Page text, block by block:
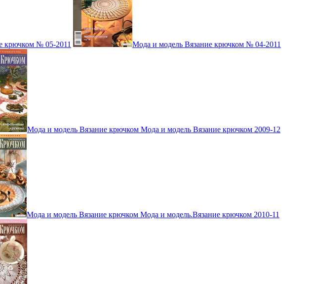
крючком № 05-2011 Мода и модель Вязание крючком № 04-2011
Мода и модель Вязание крючком Мода и модель Вязание крючком 2009-12
Мода и модель Вязание крючком Мода и модель.Вязание крючком 2010-11